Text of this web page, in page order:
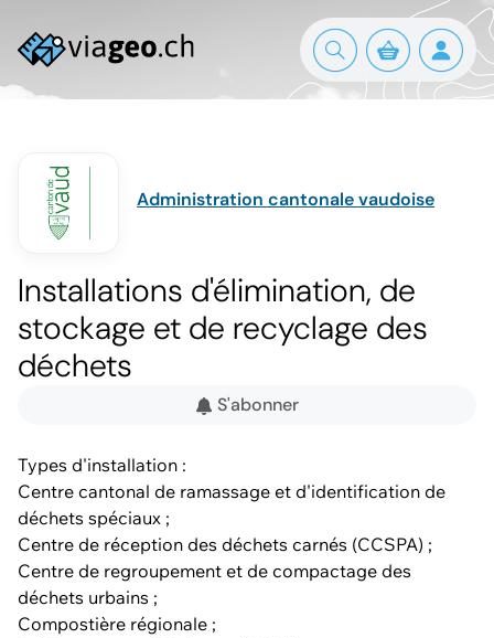
Administration cantonale vaudoise
Installations d'élimination, de
stockage et de recyclage des
déchets
S'abonner
Types d'installation :
Centre cantonal de ramassage et d'identification de
déchets spéciaux ;
Centre de réception des déchets carnés (CCSPA) ;
Centre de regroupement et de compactage des
déchets urbains ;
Compostière régionale ;